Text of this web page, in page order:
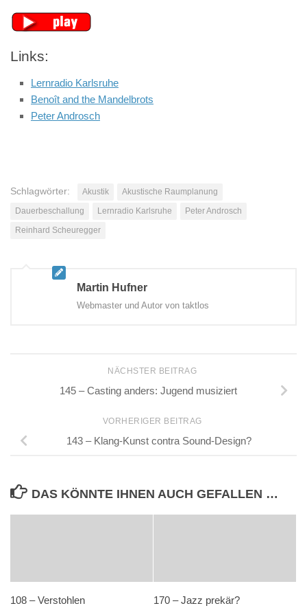
Links:
Lernradio Karlsruhe
Benoît and the Mandelbrots
Peter Androsch
Schlagwörter: Akustik
Akustische Raumplanung
Dauerbeschallung
Lernradio Karlsruhe
Peter Androsch
Reinhard Scheuregger
Martin Hufner
Webmaster und Autor von taktlos
NÄCHSTER BEITRAG
145 – Casting anders: Jugend musiziert
VORHERIGER BEITRAG
143 – Klang-Kunst contra Sound-Design?
DAS KÖNNTE IHNEN AUCH GEFALLEN …
108 – Verstohlen
170 – Jazz prekär?